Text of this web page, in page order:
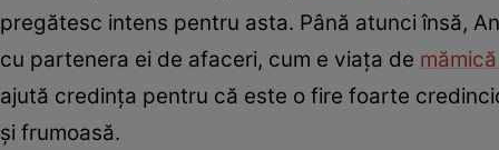
pregătesc intens pentru asta. Până atunci însă,
cu partenera ei de afaceri, cum e viața de
ajută credința pentru că este o fire foarte
și frumoasă.